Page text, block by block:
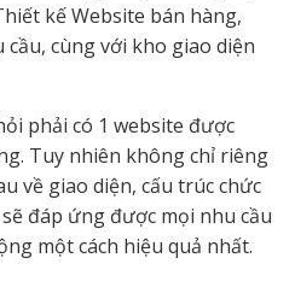
kế Website bán hàng,
cùng với kho giao diện
phải có 1 website được
Tuy nhiên không chỉ riêng
về giao diện, cấu trúc chức
sẽ đáp ứng được mọi nhu cầu
một cách hiệu quả nhất.